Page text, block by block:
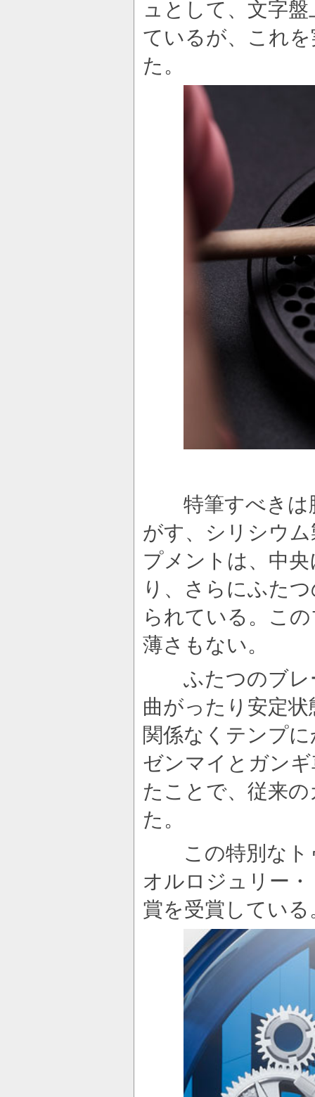
ュとして、文字
ているが、これ
た。
特筆すべきは脱
がす、シリシウ
プメントは、中
り、さらにふた
られている。こ
薄さもない。
ふたつのブレ
曲がったり安定
関係なくテンプ
ゼンマイとガン
たことで、従来
た。
この特別なト
オルロジュリー
賞を受賞している